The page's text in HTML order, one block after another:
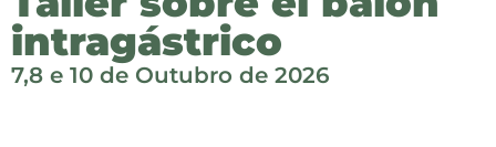
intragástrico
7,8 e 10 de Outubro de 2026